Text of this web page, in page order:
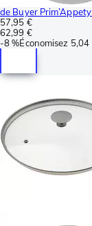
de Buyer
57,95 €
62,99 €
-8 %Économisez 5,04